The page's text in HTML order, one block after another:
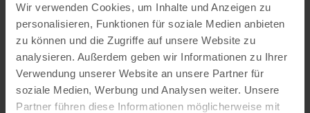
Wir verwenden Cookies, um Inhalte und Anzeigen zu
personalisieren, Funktionen für soziale Medien anbieten
zu können und die Zugriffe auf unsere Website zu
analysieren. Außerdem geben wir Informationen zu Ihrer
Verwendung unserer Website an unsere Partner für
soziale Medien, Werbung und Analysen weiter. Unsere
Partner führen diese Informationen möglicherweise mit